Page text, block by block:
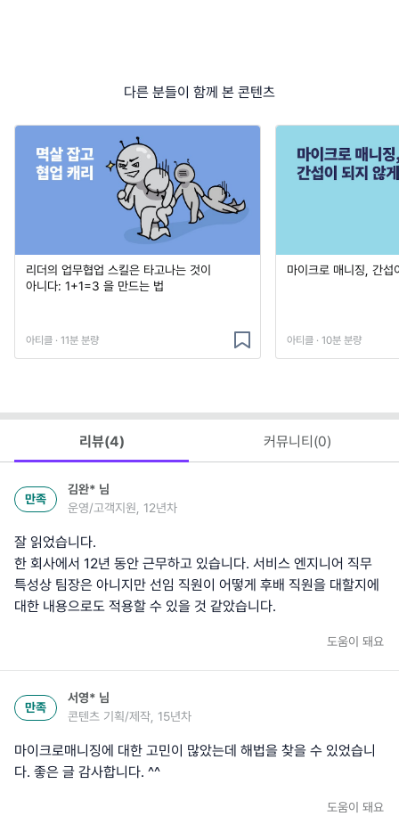
다른 분들이 함께 본 콘텐츠
리더의 업무협업 스킬은 타고나는 것이
아니다: 1+1=3 을 만드는 법
아티클 · 11분 분량
마이크로 매니징, 간섭
아티클 · 10분 분량
리뷰(4) 커뮤니티(0)
만족
김완* 님
운영/고객지원, 12년차
잘 읽었습니다.
한 회사에서 12년 동안 근무하고 있습니다. 서비스 엔지니어 직무
특성상 팀장은 아니지만 선임 직원이 어떻게 후배 직원을 대할지에
대한 내용으로도 적용할 수 있을 것 같았습니다.
도움이 돼요
만족
서영* 님
콘텐츠 기획/제작, 15년차
마이크로매니징에 대한 고민이 많았는데 해법을 찾을 수 있었습니
다. 좋은 글 감사합니다. ^^
도움이 돼요